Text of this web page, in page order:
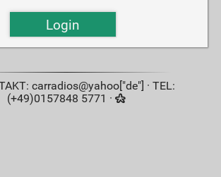
carradios@yahoo["de"] · TEL:
(+49)0157848 5771 ·